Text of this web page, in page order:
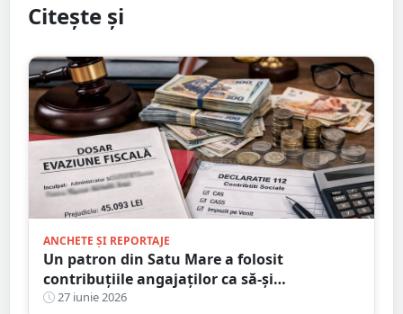
Citește și
ANCHETE ȘI REPORTAJE
Un patron din Satu Mare a folosit
contribuțiile angajaților ca să-și
construiască propria casă
27 iunie 2026